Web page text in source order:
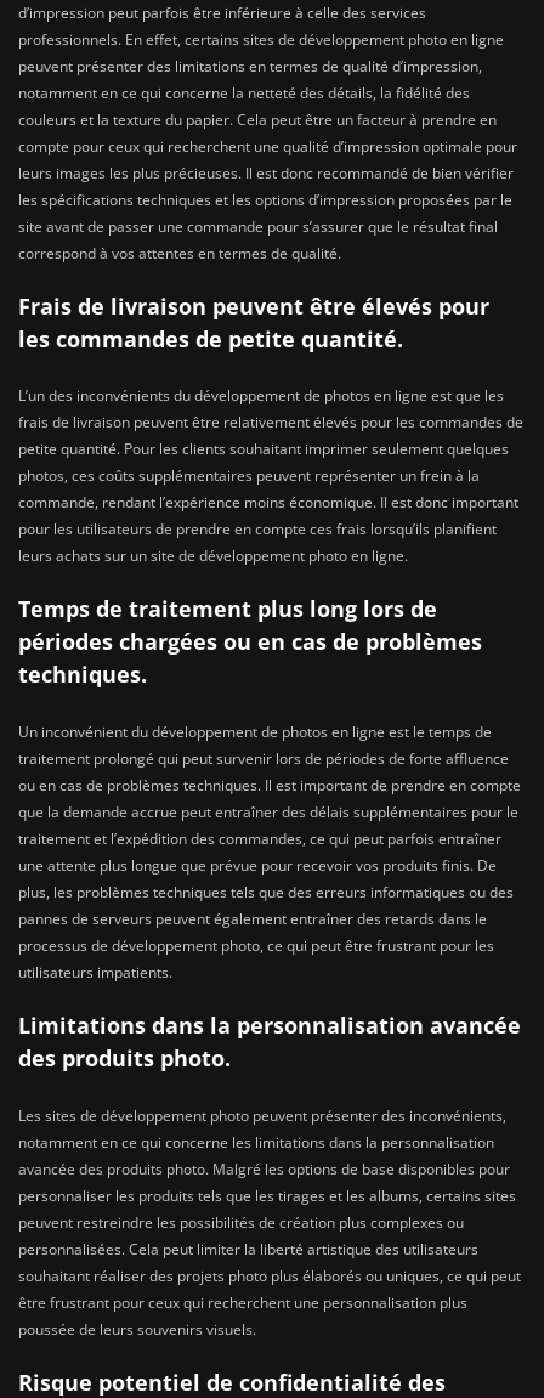
d’impression peut parfois être inférieure à celle des services
professionnels. En effet, certains sites de développement photo en ligne
peuvent présenter des limitations en termes de qualité d’impression,
notamment en ce qui concerne la netteté des détails, la fidélité des
couleurs et la texture du papier. Cela peut être un facteur à prendre en
compte pour ceux qui recherchent une qualité d’impression optimale pour
leurs images les plus précieuses. Il est donc recommandé de bien vérifier
les spécifications techniques et les options d’impression proposées par le
site avant de passer une commande pour s’assurer que le résultat final
correspond à vos attentes en termes de qualité.
Frais de livraison peuvent être élevés pour
les commandes de petite quantité.
L’un des inconvénients du développement de photos en ligne est que les
frais de livraison peuvent être relativement élevés pour les commandes de
petite quantité. Pour les clients souhaitant imprimer seulement quelques
photos, ces coûts supplémentaires peuvent représenter un frein à la
commande, rendant l’expérience moins économique. Il est donc important
pour les utilisateurs de prendre en compte ces frais lorsqu’ils planifient
leurs achats sur un site de développement photo en ligne.
Temps de traitement plus long lors de
périodes chargées ou en cas de problèmes
techniques.
Un inconvénient du développement de photos en ligne est le temps de
traitement prolongé qui peut survenir lors de périodes de forte affluence
ou en cas de problèmes techniques. Il est important de prendre en compte
que la demande accrue peut entraîner des délais supplémentaires pour le
traitement et l’expédition des commandes, ce qui peut parfois entraîner
une attente plus longue que prévue pour recevoir vos produits finis. De
plus, les problèmes techniques tels que des erreurs informatiques ou des
pannes de serveurs peuvent également entraîner des retards dans le
processus de développement photo, ce qui peut être frustrant pour les
utilisateurs impatients.
Limitations dans la personnalisation avancée
des produits photo.
Les sites de développement photo peuvent présenter des inconvénients,
notamment en ce qui concerne les limitations dans la personnalisation
avancée des produits photo. Malgré les options de base disponibles pour
personnaliser les produits tels que les tirages et les albums, certains sites
peuvent restreindre les possibilités de création plus complexes ou
personnalisées. Cela peut limiter la liberté artistique des utilisateurs
souhaitant réaliser des projets photo plus élaborés ou uniques, ce qui peut
être frustrant pour ceux qui recherchent une personnalisation plus
poussée de leurs souvenirs visuels.
Risque potentiel de confidentialité des